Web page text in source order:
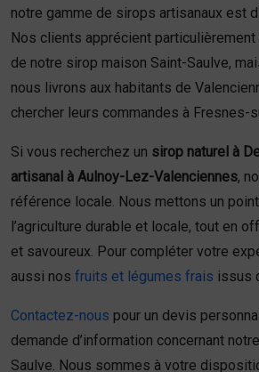
notre gamme de sirops artisanaux est
Nos clients apprécient
de notre sirop maison Saint-Saulve,
nous livrons aux habitants de
chercher leurs commandes à Fresnes-
Si vous recherchez un sirop naturel à
artisanal à Aulnoy-Lez-Valenciennes,
référence locale. Nous mettons un
l’agriculture durable et locale, tout en
et savoureux. Pour compléter votre
aussi nos fruits et légumes frais issus
Contactez-nous pour un devis
demande d’information concernant
Saulve. Nous sommes à votre